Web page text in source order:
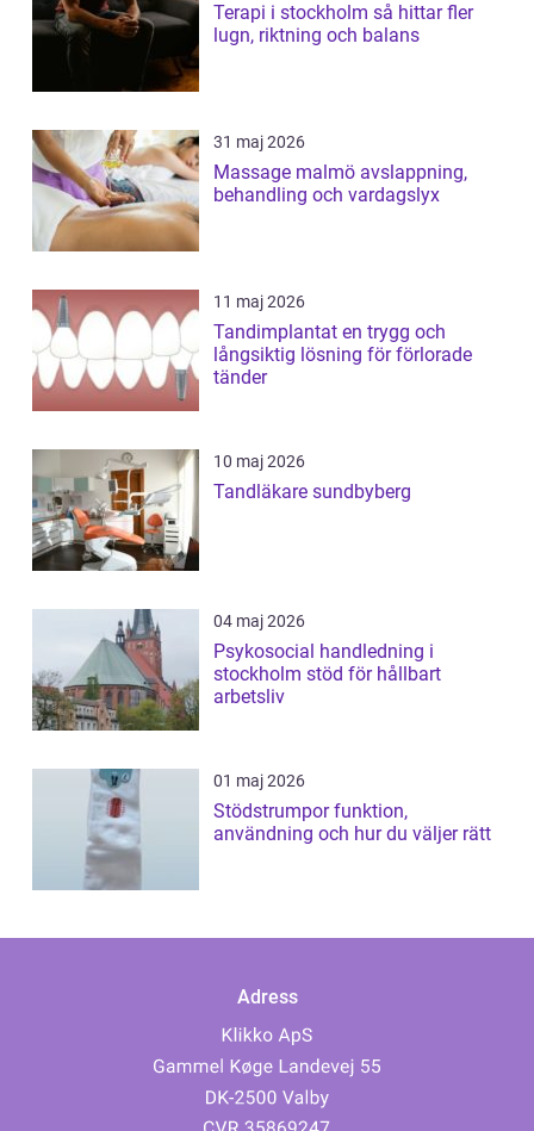
Terapi i stockholm så hittar fler
lugn, riktning och balans
31 maj 2026
Massage malmö avslappning,
behandling och vardagslyx
11 maj 2026
Tandimplantat en trygg och
långsiktig lösning för förlorade
tänder
10 maj 2026
Tandläkare sundbyberg
04 maj 2026
Psykosocial handledning i
stockholm stöd för hållbart
arbetsliv
01 maj 2026
Stödstrumpor funktion,
användning och hur du väljer rätt
Adress